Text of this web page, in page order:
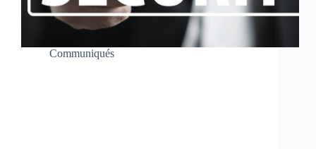
Communiqués